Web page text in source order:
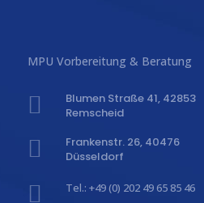
MPU Vorbereitung & Beratung

Blumen Straße 41, 42853
Remscheid

Frankenstr. 26, 40476
Düsseldorf

Tel.: +49 (0) 202 49 65 85 46